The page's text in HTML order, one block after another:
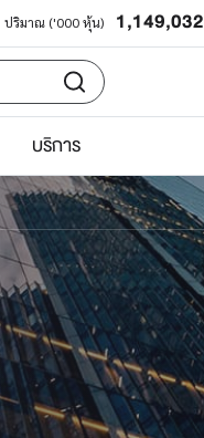
ปริมาณ ('000 หุ้น) 1,149,032
บริการ